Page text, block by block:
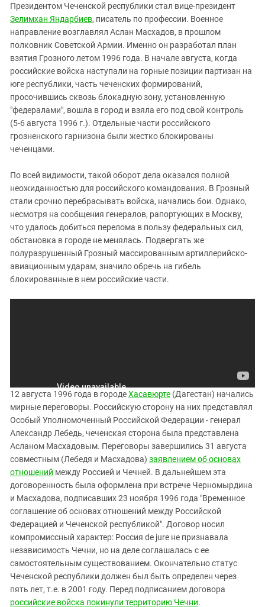
Президентом Чеченской республики стал вице-президент
Зелимхан Яндарбиев, писатель по профессии. Военное
направление возглавлял Аслан Масхадов, в прошлом
полковник Советской Армии. Именно он разработал план
взятия Грозного летом 1996 года. В начале августа, когда
российские войска наступали на горные позиции партизан на
юге республики, часть чеченских формирований,
просочившись сквозь блокадную зону, установленную
"федералами", вошла в город и взяла его под свой контроль
(5-6 августа 1996 г.). Отдельные части российского
грозненского гарнизона были жестко блокированы
чеченцами.
По всей видимости, такой оборот дела оказался полной
неожиданностью для российского командования. В Грозный
стали срочно перебрасывать войска, начались бои. Однако,
несмотря на сообщения генералов, рапортующих в Москву,
что удалось добиться перелома в пользу федеральных сил,
обстановка в городе не менялась. Подвергать же
полуразрушенный Грозный массированным артиллерийско-
авиационным ударам, значило обречь на гибель
блокированные в нем российские части.
12 августа 1996 года в городеХасавюрте (Дагестан) начались
мирные переговоры. Российскую сторону на них представлял
Особый Уполномоченный Российской Федерации - генерал
Александр Лебедь, чеченская сторона была представлена
Асланом Масхадовым. Переговоры завершились 31 августа
совместным (Лебедя и Масхадова) заявлением об основах
отношений между Россией и Чечней. В дальнейшем эта
договоренность была оформлена при встрече Черномырдина
и Масхадова, подписавших 23 ноября 1996 года "Временное
соглашение об основах отношений между Российской
Федерацией и Чеченской республикой". Договор носил
компромиссный характер: Россия de jure не признавала
независимость Чечни, но на деле соглашалась с ее
самостоятельным существованием. Окончательно статус
Чеченской республики должен был быть определен через
пять лет, т.е. в 2001 году. Перед подписанием договора
российские войска покинули территорию Чечни.